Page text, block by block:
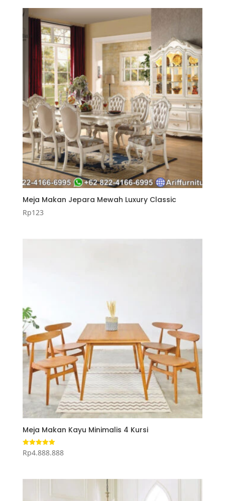
Meja Makan Jepara Mewah Luxury Classic
Rp123
Meja Makan Kayu Minimalis 4 Kursi
Dinilai
5.00
Rp4.888.888